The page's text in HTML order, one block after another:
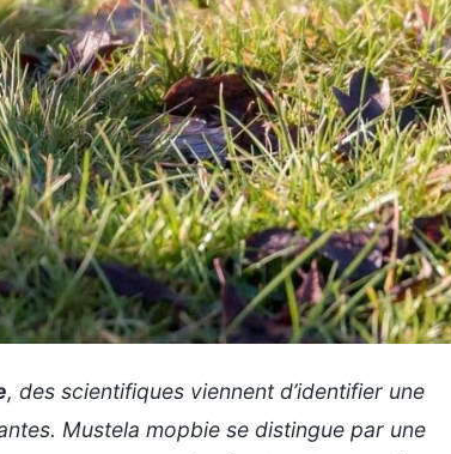
, des scientifiques viennent d’identifier une
Mustela mopbie se distingue par une